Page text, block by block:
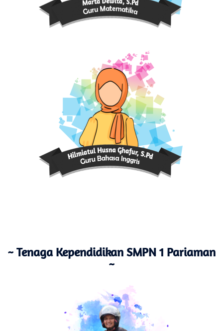
~ Tenaga Kependidikan SMPN 1 Pariaman
~